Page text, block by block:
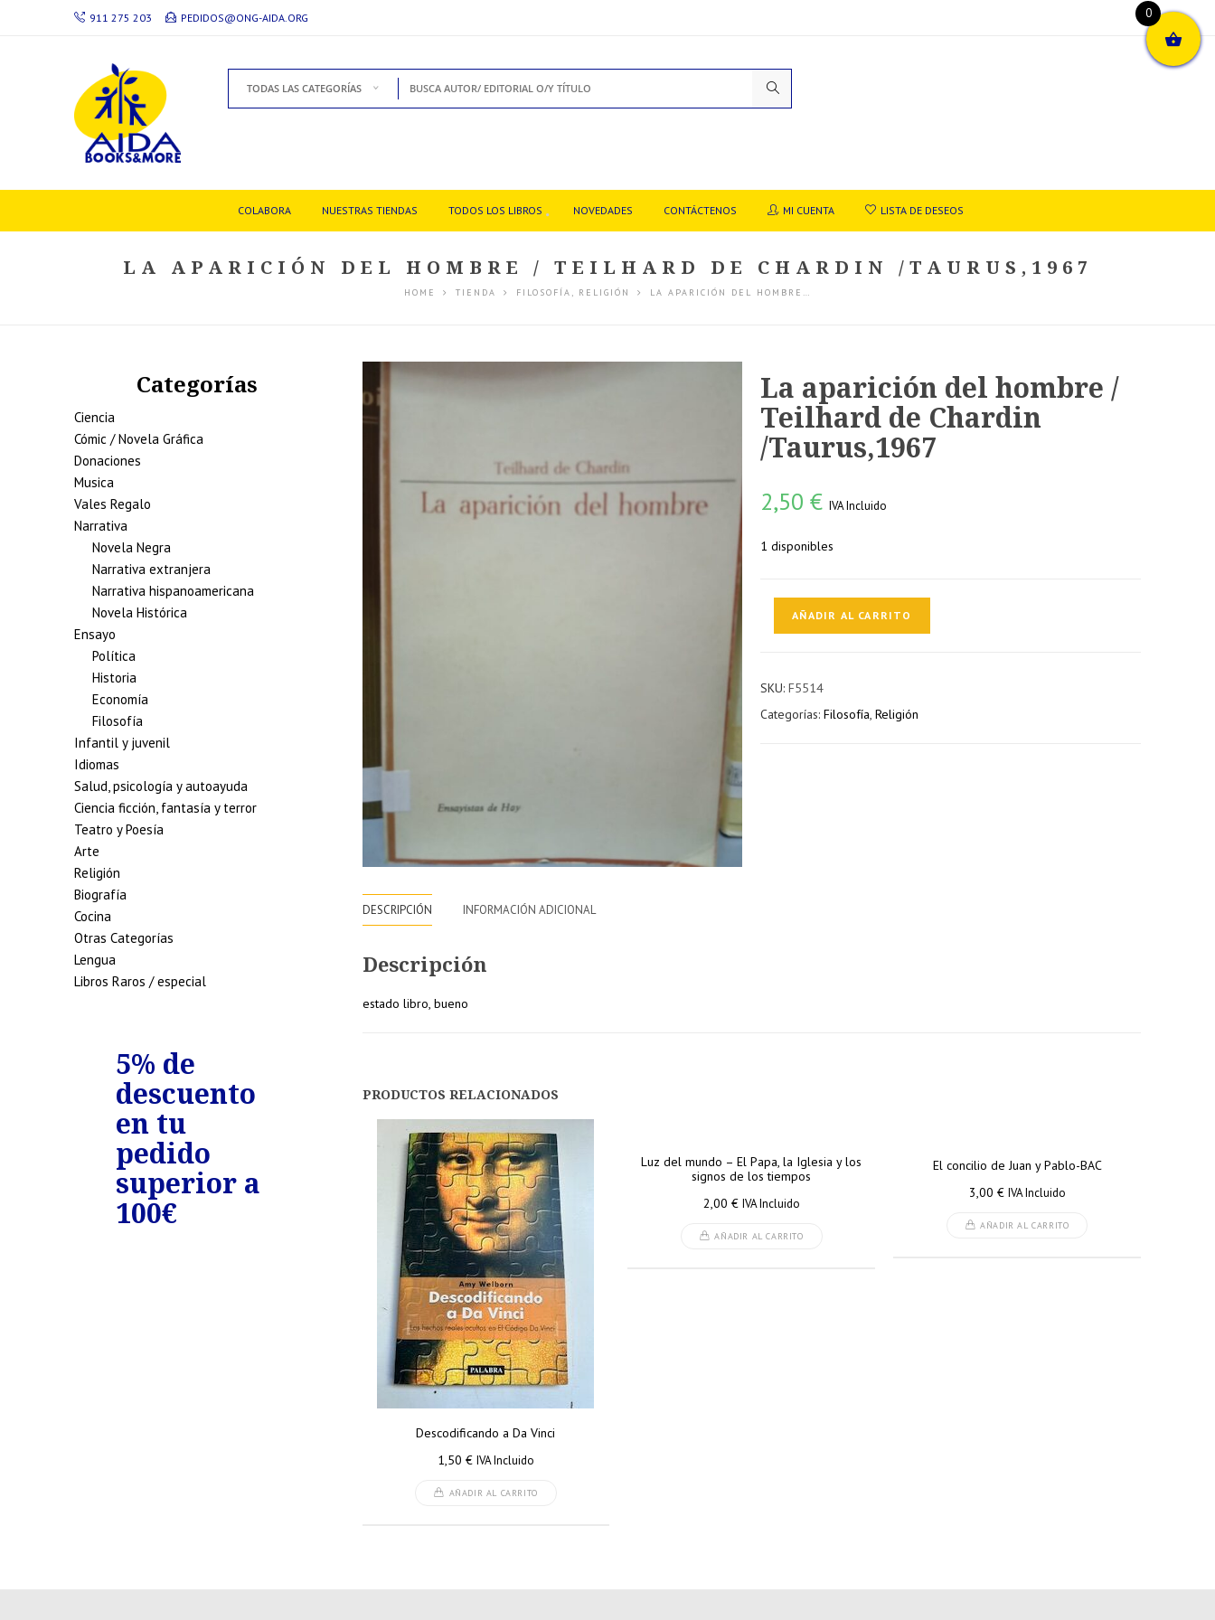
911 275 203 PEDIDOS@ONG-AIDA.ORG
TODAS LAS CATEGORÍAS
COLABORA NUESTRAS TIENDAS TODOS LOS LIBROS NOVEDADES CONTÁCTENOS MI CUENTA LISTA DE DESEOS
LA APARICIÓN DEL HOMBRE / TEILHARD DE CHARDIN /TAURUS,1967
HOME TIENDA FILOSOFÍA , RELIGIÓN LA APARICIÓN DEL HOMBRE…
La aparición del hombre /
Teilhard de Chardin
/Taurus,1967
2,50€ IVA Incluido
1 disponibles
/
Teilhard
AÑADIR AL CARRITO
SKU:F5514
Categorías:Filosofía,Religión
DESCRIPCIÓN INFORMACIÓN ADICIONAL
Descripción
estado libro, bueno
PRODUCTOS RELACIONADOS
Descodificando a Da Vinci
1,50 € IVA Incluido
AÑADIR AL CARRITO
Luz del mundo – El Papa, la Iglesia y los
signos de los tiempos
2,00 € IVA Incluido
AÑADIR AL CARRITO
El concilio de Juan y Pablo-BAC
3,00 € IVA Incluido
AÑADIR AL CARRITO
Categorías
Ciencia
Cómic / Novela Gráfica
Donaciones
Musica
Vales Regalo
Narrativa
Novela Negra
Narrativa extranjera
Narrativa hispanoamericana
Novela Histórica
Ensayo
Política
Historia
Economía
Filosofía
Infantil y juvenil
Idiomas
Salud, psicología y autoayuda
Ciencia ficción, fantasía y terror
Teatro y Poesía
Arte
Religión
Biografía
Cocina
Otras Categorías
Lengua
Libros Raros / especial
5% de
descuento
en tu
pedido
superior a
100€
descuento
superior a
descuento
en tu
pedido
superior a
200€
superiores
a 250€
pedido
superior a
pedido
superior a
150€
0